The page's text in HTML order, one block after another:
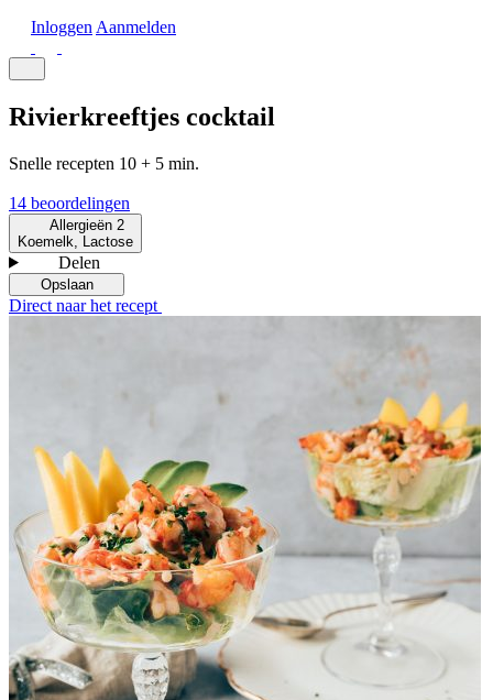
Inloggen Aanmelden
Rivierkreeftjes cocktail
Snelle recepten 10 + 5 min.
14 beoordelingen
Allergieën 2
Koemelk, Lactose
Delen
Opslaan
Direct naar het recept